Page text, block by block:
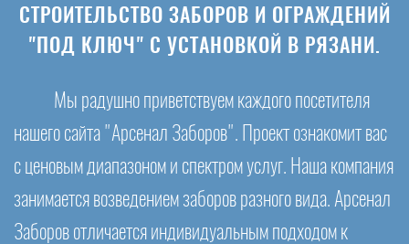
СТРОИТЕЛЬСТВО ЗАБОРОВ И ОГРАЖДЕНИЙ
"ПОД КЛЮЧ" С УСТАНОВКОЙ В РЯЗАНИ.
Мы радушно приветствуем каждого посетителя
нашего сайта "Арсенал Заборов". Проект ознакомит вас
с ценовым диапазоном и спектром услуг. Наша компания
занимается возведением заборов разного вида. Арсенал
Заборов отличается индивидуальным подходом к